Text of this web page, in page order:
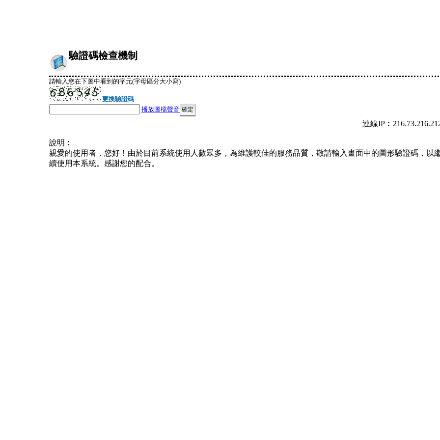
驗證碼檢查機制
請輸入您在下圖中看到的字元(字母區分大小寫)
更換驗證碼
播放圖檔聲音
連線
說明︰
親愛的使用者，您好！由於目前系統使用人數眾多，為維護較佳的服務品質，敬請輸入畫面中的圖形驗證碼，以
續使用本系統。感謝您的配合。